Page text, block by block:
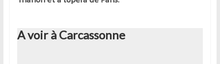
A voir à Carcassonne